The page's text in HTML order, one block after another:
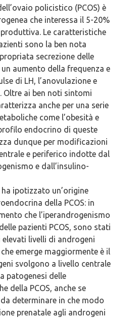
policistico (PCOS) è
che interessa il 5-20%
Le caratteristiche
sono la ben nota
secrezione delle
aumento della frequenza e
di LH, l’anovulazione e
Oltre ai ben noti sintomi
anche per una serie
come l’obesità e
endocrino di queste
dunque per modificazioni
e periferico indotte dal
e dall’insulino-
ipotizzato un’origine
della PCOS: in
che l’iperandrogenismo
pazienti PCOS, sono stati
livelli di androgeni
emerge maggiormente è il
svolgono a livello centrale
patogenesi delle
della PCOS, anche se
determinare in che modo
prenatale agli androgeni